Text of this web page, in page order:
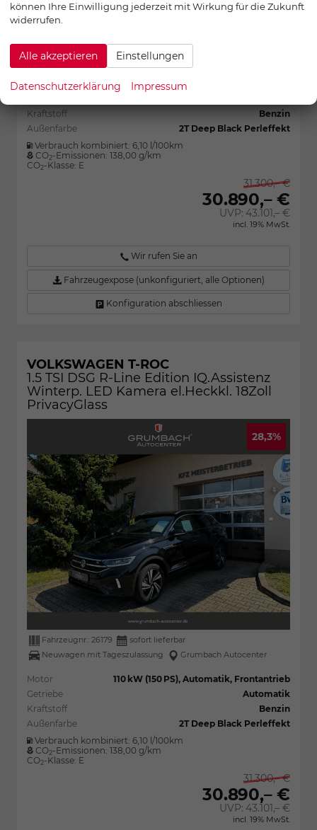
Fahrzeugnr.:26178
sofort lieferbar
Neuwagen mit Tageszulassung
Grumbach Autocenter
Motor
110 kW (150 PS), Automatik, Frontantrieb
Kraftstoff
Benzin
Außenfarbe
2T Deep Black Perleffekt
Verbrauch kombiniert: 6,10 l/100km
CO2-Emissionen: 138,00 g/km
CO2-Klasse: E
31.300,– €
30.890,– €
UVP: 43.101,– €
incl. 19% MwSt.
Wir rufen Sie an
Fahrzeugexpose (unkonfiguriert, alle Optionen)
Konfiguration abschliessen
VOLKSWAGEN T-ROC
1.5 TSI DSG R-Line Edition IQ.Assistenz
Winterp. LED Kamera el.Heckkl. 18Zoll
PrivacyGlass
28,3%
Fahrzeugnr.: 26179
sofort lieferbar
Neuwagen mit Tageszulassung
Grumbach Autocenter
Motor
110 kW (150 PS), Automatik, Frontantrieb
Getriebe
Automatik
Kraftstoff
Benzin
Außenfarbe
2T Deep Black Perleffekt
Verbrauch kombiniert: 6,10 l/100km
CO2-Emissionen: 138,00 g/km
CO2-Klasse: E
31.300,– €
30.890,– €
UVP: 43.101,– €
incl. 19% MwSt.
können Ihre Einwilligung jederzeit mit Wirkung für die Zukunft
widerrufen.
Alle akzeptieren Einstellungen
Datenschutzerklärung Impressum